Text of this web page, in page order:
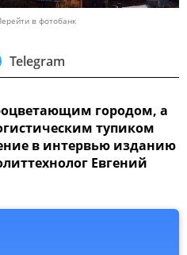
в фотобанк
Telegram
городом, а
тупиком
в интервью изданию
Евгений